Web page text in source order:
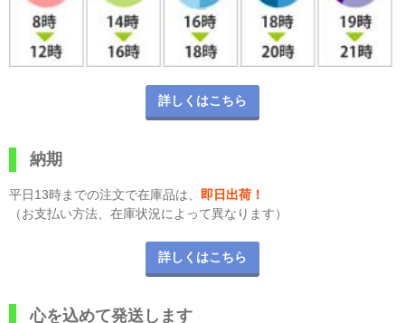
詳しくはこちら
納期
平日13時までの注文で在庫品は、 即日出荷！
（お支払い方法、在庫状況によって異なります）
詳しくはこちら
心を込めて発送します